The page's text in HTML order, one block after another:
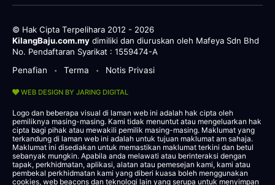
© Hak Cipta Terpelihara 2012 - 2026
KilangBaju.com.my dimiliki dan diuruskan oleh Mafeya Sdn Bhd
No. Pendaftaran Syarikat : 1559474-A
Penafian
• Terma • Notis Privasi
WEB DESIGN BY JARING DIGITAL
Logo dan beberapa visual di laman web ini adalah hak cipta oleh
pemiliknya masing-masing. Kami tidak menuntut atau mengeluarkan hak
cipta bagi pihak atau mewakili pemilik masing-masing. Maklumat yang
terkandung di laman web ini adalah untuk tujuan maklumat am sahaja.
Maklumat ini disediakan untuk memastikan maklumat terkini dan betul
sebanyak mungkin. Apabila anda melawati atau berinteraksi dengan
tapak, perkhidmatan, aplikasi, alatan atau pemesejan kami, kami atau
pembekal perkhidmatan kami yang diberi kuasa boleh menggunakan
cookies, web beacons dan teknologi lain yang serupa untuk menyimpan